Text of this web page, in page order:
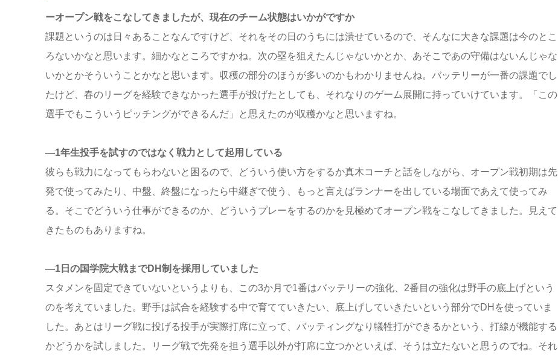
ーオープン戦をこなしてきましたが、現在のチーム状態はいかがですか
課題というのは日々あることなんですけど、それをその日のうちには潰せているので、そんなに大きな課題は今のとこ
ろないかなと思います。細かなところですかね。次の塁を狙えたんじゃないかとか、あそこであの守備はないんじゃな
いかとかそういうことかなと思います。収穫の部分のほうが多いのかもわかりませんね。バッテリーが一番の課題でし
たけど、春のリーグを経験できなかった選手が投げたとしても、それなりのゲーム展開に持っていけています。「この
選手でもこういうピッチングができるんだ」と思えたのが収穫かなと思いますね。
―1年生投手を試すのではなく戦力として起用している
彼らも戦力になってもらわないと困るので、どういう使い方をするか真木コーチと話をしながら、オープン戦初期は先
発で使ってみたり、中盤、終盤になったら中継ぎで使う、もっと言えばランナーを出している場面であえて使ってみ
る。そこでどういう仕事ができるのか、どういうプレーをするのかを見極めてオープン戦をこなしてきました。見えて
きたものもありますね。
―1日の国学院大戦までDH制を採用していました
スタメンを固定できていないというよりも、この3か月で1番はバッテリーの強化、2番目の強化は野手の底上げという
のを考えていました。野手は試合を経験する中で育てていきたい、底上げしていきたいという部分でDHを使っていま
した。あとはリーグ戦に投げる投手が実際打席に立って、バッティングなり犠牲打ができるかという、打線が機能する
かどうかを試しました。リーグ戦で先発を担う選手以外が打席に立つかといえば、そうは立たないと思うのでね。それ